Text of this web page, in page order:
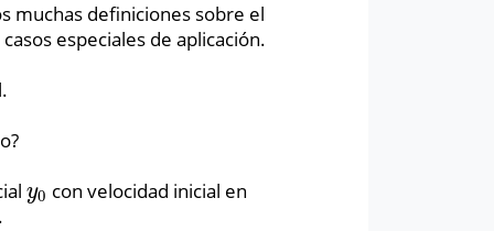
muchas definiciones sobre el
especiales de aplicación.
y0
y0 con velocidad inicial en